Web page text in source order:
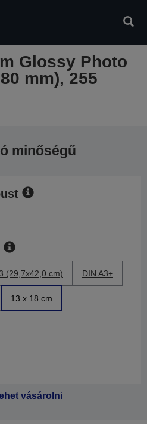
Glossy Photo
mm), 255
minőségű
(29,7x42,0 cm) DIN A3+
13 x 18 cm
vásárolni